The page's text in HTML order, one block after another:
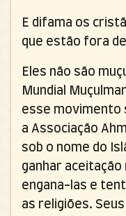
E difama os
que estão fora
Eles não são
Mundial
esse movimento
a Associação
sob o nome do
ganhar aceitação
engana-las e
as religiões.